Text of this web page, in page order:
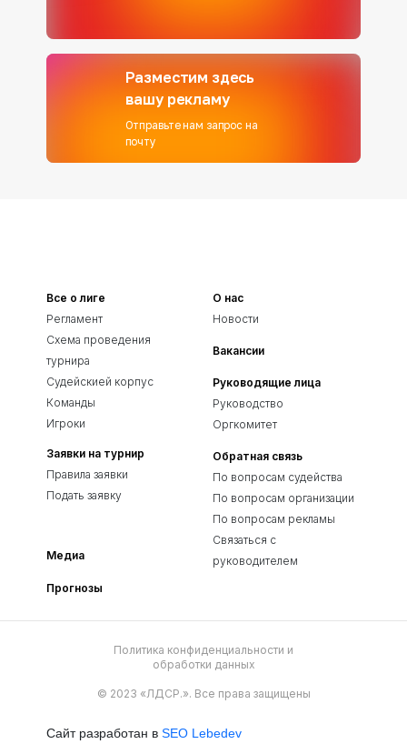
Разместим здесь
вашу рекламу
Отправьте нам запрос на
почту
Все о лиге
Регламент
Схема проведения
турнира
Судейскией корпус
Команды
Игроки
Заявки на турнир
Правила заявки
Подать заявку
Медиа
Прогнозы
О нас
Новости
Вакансии
Руководящие лица
Руководство
Оргкомитет
Обратная связь
По вопросам судейства
По вопросам организации
По вопросам рекламы
Связаться с
руководителем
Политика конфиденциальности и
обработки данных
© 2023 «ЛДСР.». Все права защищены
Сайт разработан в SEO Lebedev